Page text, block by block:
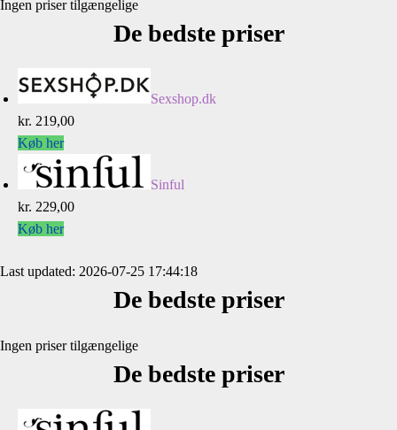
Ingen priser tilgængelige
De bedste priser
Sexshop.dk
kr. 219,00
Køb her
Sinful
kr. 229,00
Køb her
Last updated: 2026-07-25 17:44:18
De bedste priser
Ingen priser tilgængelige
De bedste priser